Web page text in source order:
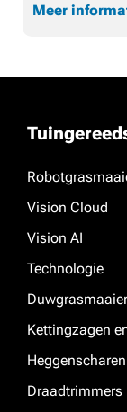
Meer
Vision Cloud
Vision AI
Technologie
Kettingzagen
Heggenscharen
Draadtrimmers